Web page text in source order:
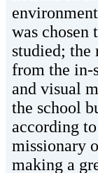
was chosen
studied; the
from the in-
and visual
the school
according
missionary
making a